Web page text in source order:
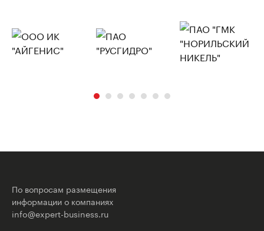
По вопросам размещения
информации о компаниях
info@expert-business.ru